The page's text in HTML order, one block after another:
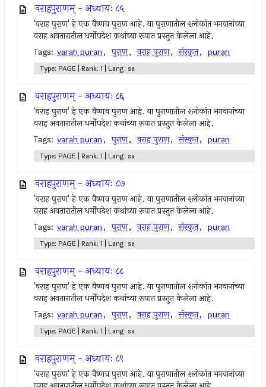
वराहपुराणम् - अध्यायः ८५
'वराह पुराण' हे एक वैष्णव पुराण आहे. या पुराणातील श्लोकांत भगवानांच्या
वराह अवतारातील धर्मोपदेश कथांच्या रूपात प्रस्तुत केलेला आहे.
Tags: varah puran, पुराण, वराह पुराण, संस्कृत, puran
Type: PAGE | Rank: 1 | Lang: sa
वराहपुराणम् - अध्यायः ८६
'वराह पुराण' हे एक वैष्णव पुराण आहे. या पुराणातील श्लोकांत भगवानांच्या
वराह अवतारातील धर्मोपदेश कथांच्या रूपात प्रस्तुत केलेला आहे.
Tags: varah puran, पुराण, वराह पुराण, संस्कृत, puran
Type: PAGE | Rank: 1 | Lang: sa
वराहपुराणम् - अध्यायः ८७
'वराह पुराण' हे एक वैष्णव पुराण आहे. या पुराणातील श्लोकांत भगवानांच्या
वराह अवतारातील धर्मोपदेश कथांच्या रूपात प्रस्तुत केलेला आहे.
Tags: varah puran, पुराण, वराह पुराण, संस्कृत, puran
Type: PAGE | Rank: 1 | Lang: sa
वराहपुराणम् - अध्यायः ८८
'वराह पुराण' हे एक वैष्णव पुराण आहे. या पुराणातील श्लोकांत भगवानांच्या
वराह अवतारातील धर्मोपदेश कथांच्या रूपात प्रस्तुत केलेला आहे.
Tags: varah puran, पुराण, वराह पुराण, संस्कृत, puran
Type: PAGE | Rank: 1 | Lang: sa
वराहपुराणम् - अध्यायः ८९
'वराह पुराण' हे एक वैष्णव पुराण आहे. या पुराणातील श्लोकांत भगवानांच्या